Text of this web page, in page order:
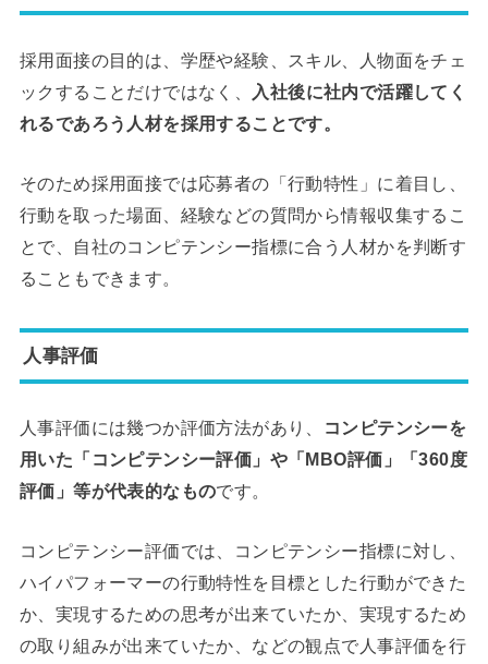
採用面接の目的は、学歴や経験、スキル、人物面をチェ
ックすることだけではなく、
入社後に社内で活躍してく
れるであろう人材を採用することです。
そのため採用面接では応募者の「行動特性」に着目し、
行動を取った場面、経験などの質問から情報収集するこ
とで、自社のコンピテンシー指標に合う人材かを判断す
ることもできます。
人事評価
人事評価には幾つか評価方法があり、
コンピテンシーを
用いた「コンピテンシー評価」や「MBO評価」「360度
評価」等が代表的なものです。
コンピテンシー評価では、コンピテンシー指標に対し、
ハイパフォーマーの行動特性を目標とした行動ができた
か、実現するための思考が出来ていたか、実現するため
の取り組みが出来ていたか、などの観点で人事評価を行